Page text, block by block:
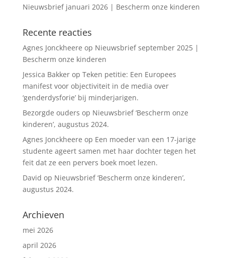
Nieuwsbrief januari 2026 | Bescherm onze kinderen
Recente reacties
Agnes Jonckheere op Nieuwsbrief september 2025 |
Bescherm onze kinderen
Jessica Bakkerop Teken petitie: Een Europees
manifest voor objectiviteit in de media over
‘genderdysforie’ bij minderjarigen.
Bezorgde ouders op Nieuwsbrief ‘Bescherm onze
kinderen’, augustus 2024.
Agnes Jonckheere op Een moeder van een 17-jarige
studente ageert samen met haar dochter tegen het
feit dat ze een pervers boek moet lezen.
David op Nieuwsbrief ‘Bescherm onze kinderen’,
augustus 2024.
Archieven
mei 2026
april 2026